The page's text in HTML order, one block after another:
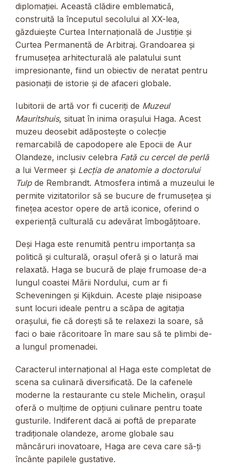
diplomației. Această clădire emblematică,
construită la începutul secolului al XX-lea,
găzduiește Curtea Internațională de Justiție și
Curtea Permanentă de Arbitraj. Grandoarea și
frumusețea arhitecturală ale palatului sunt
impresionante, fiind un obiectiv de neratat pentru
pasionații de istorie și de afaceri globale.
Iubitorii de artă vor fi cuceriți de Muzeul
Mauritshuis, situat în inima orașului Haga. Acest
muzeu deosebit adăpostește o colecție
remarcabilă de capodopere ale Epocii de Aur
Olandeze, inclusiv celebra Fată cu cercel de perlă
a lui Vermeer și Lecția de anatomie a doctorului
Tulpde Rembrandt. Atmosfera intimă a muzeului le
permite vizitatorilor să se bucure de frumusețea și
finețea acestor opere de artă iconice, oferind o
experiență culturală cu adevărat îmbogățitoare.
Deși Haga este renumită pentru importanța sa
politică și culturală, orașul oferă și o latură mai
relaxată. Haga se bucură de plaje frumoase de-a
lungul coastei Mării Nordului, cum ar fi
Scheveningen și Kijkduin. Aceste plaje nisipoase
sunt locuri ideale pentru a scăpa de agitația
orașului, fie că dorești să te relaxezi la soare, să
faci o baie răcoritoare în mare sau să te plimbi de-
a lungul promenadei.
Caracterul internațional al Haga este completat de
scena sa culinară diversificată. De la cafenele
moderne la restaurante cu stele Michelin, orașul
oferă o mulțime de opțiuni culinare pentru toate
gusturile. Indiferent dacă ai poftă de preparate
tradiționale olandeze, arome globale sau
mâncăruri inovatoare, Haga are ceva care să-ți
încânte papilele gustative.